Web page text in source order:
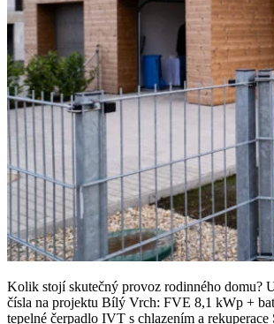
Kolik stojí skutečný provoz rodinného domu?
čísla na projektu Bílý Vrch: FVE 8,1 kWp +
tepelné čerpadlo IVT s chlazením a